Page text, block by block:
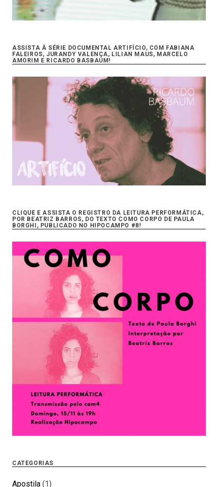
ASSISTA À SÉRIE DOCUMENTAL ARTIFÍCIO, COM FABIANA
FALEIROS, JURANDY VALENÇA, LILIAN MAUS, MARCELO
AMORIM E RICARDO BASBAUM!
CLIQUE E ASSISTA O REGISTRO DA LEITURA PERFORMÁTICA,
POR BEATRIZ BARROS, DO TEXTO COMO CORPO DE PAULA
BORGHI, PUBLICADO NO HIPOCAMPO #8!
CATEGORIAS
Apostila (1)